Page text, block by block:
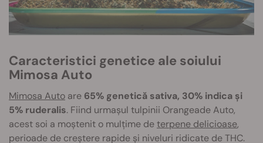
Caracteristici genetice ale soiului
Mimosa Auto
Mimosa Auto are 65% genetică sativa, 30% indica și
5% ruderalis. Fiind urmașul tulpinii Orangeade Auto,
acest soi a moștenit o mulțime deterpene delicioase,
perioade de creștere rapide și niveluri ridicate de THC.